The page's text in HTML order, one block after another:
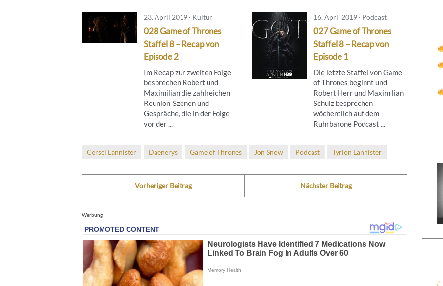
23. April 2019 · Kultur
028 Game of Thrones
Staffel 8 – Recap von
Episode 2
Im Recap zur zweiten Folge
besprechen Robert und
Maximilian die zahlreichen
Reunion-Szenen und
Gespräche, die in der Folge
vor der ...
16. April 2019 · Podcast
027 Game of Thrones
Staffel 8 – Recap von
Episode 1
Die letzte Staffel von Game
of Thrones beginnt und
Robert Herr und Maximilian
Schulz besprechen
wöchentlich auf dem
Ruhrbarone Podcast ...
Cersei Lannister Daenerys Game of Thrones Jon Snow Podcast Tyrion Lannister
Vorheriger Beitrag Nächster Beitrag
Werbung